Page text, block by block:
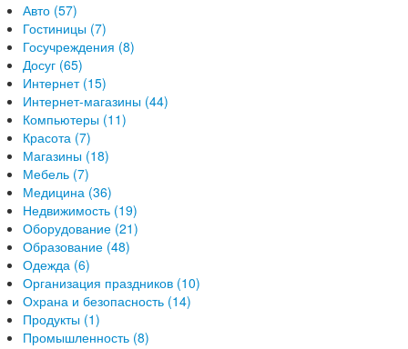
Авто (57)
Гостиницы (7)
Госучреждения (8)
Досуг (65)
Интернет (15)
Интернет-магазины (44)
Компьютеры (11)
Красота (7)
Магазины (18)
Мебель (7)
Медицина (36)
Недвижимость (19)
Оборудование (21)
Образование (48)
Одежда (6)
Организация праздников (10)
Охрана и безопасность (14)
Продукты (1)
Промышленность (8)